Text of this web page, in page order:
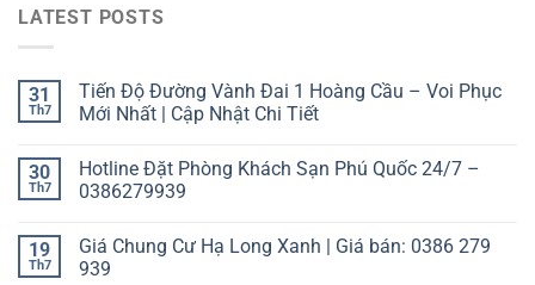
LATEST POSTS
31
Th7
Tiến Độ Đường Vành Đai 1 Hoàng Cầu – Voi Phục
Mới Nhất | Cập Nhật Chi Tiết
30
Th7
Hotline Đặt Phòng Khách Sạn Phú Quốc 24/7 –
0386279939
19
Th7
Giá Chung Cư Hạ Long Xanh | Giá bán: 0386 279
939